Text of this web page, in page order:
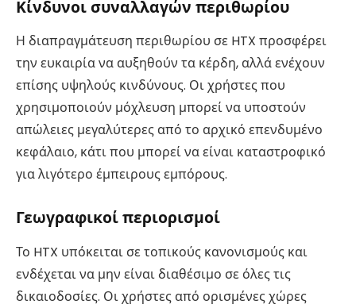
Κίνδυνοι συναλλαγών περιθωρίου
Η διαπραγμάτευση περιθωρίου σε HTX προσφέρει
την ευκαιρία να αυξηθούν τα κέρδη, αλλά ενέχουν
επίσης υψηλούς κινδύνους. Οι χρήστες που
χρησιμοποιούν μόχλευση μπορεί να υποστούν
απώλειες μεγαλύτερες από το αρχικό επενδυμένο
κεφάλαιο, κάτι που μπορεί να είναι καταστροφικό
για λιγότερο έμπειρους εμπόρους.
Γεωγραφικοί περιορισμοί
Το HTX υπόκειται σε τοπικούς κανονισμούς και
ενδέχεται να μην είναι διαθέσιμο σε όλες τις
δικαιοδοσίες. Οι χρήστες από ορισμένες χώρες